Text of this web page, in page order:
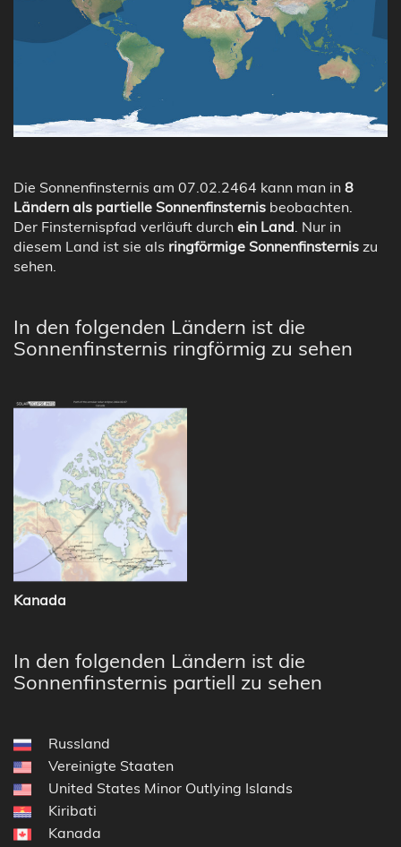
Die Sonnenfinsternis am 07.02.2464 kann man in 8
Ländern als partielle Sonnenfinsternis beobachten.
Der Finsternispfad verläuft durch ein Land . Nur in
diesem Land ist sie als ringförmige Sonnenfinsternis zu
sehen.
In den folgenden Ländern ist die
Sonnenfinsternis ringförmig zu sehen
Kanada
In den folgenden Ländern ist die
Sonnenfinsternis partiell zu sehen
Russland
Vereinigte Staaten
United States Minor Outlying Islands
Kiribati
Kanada